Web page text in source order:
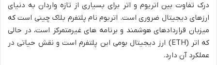
درک تفاوت بین اتریوم و اتر برای بسیاری از تازه واردان به دنیای
ارزهای دیجیتال ضروری است. اتریوم نام پلتفرم بلاک چینی است که
میزبان قراردادهای هوشمند و برنامه های غیرمتمرکز است، در حالی
که اتر (ETH) ارز دیجیتال بومی این پلتفرم است و نقش حیاتی در
عملکرد آن دارد.